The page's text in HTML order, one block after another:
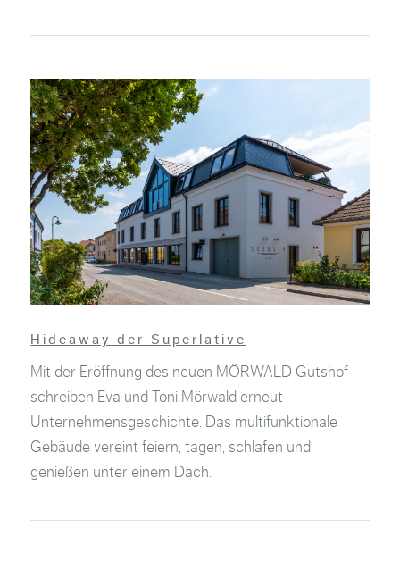
Hideaway der Superlative
Mit der Eröffnung des neuen MÖRWALD Gutshof
schreiben Eva und Toni Mörwald erneut
Unternehmensgeschichte. Das multifunktionale
Gebäude vereint feiern, tagen, schlafen und
genießen unter einem Dach.